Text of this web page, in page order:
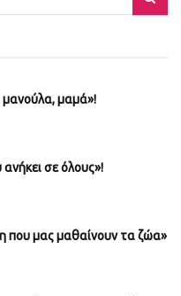
μανούλα, μαμά»!
σε όλους»!
που μας μαθαίνουν τα ζώα»